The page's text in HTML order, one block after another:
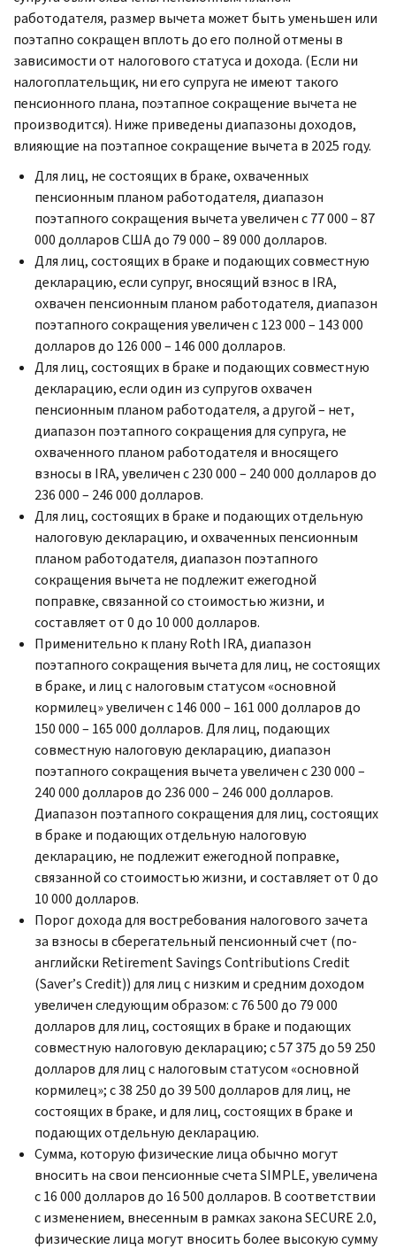
работодателя, размер вычета может быть уменьшен или
поэтапно сокращен вплоть до его полной отмены в
зависимости от налогового статуса и дохода. (Если ни
налогоплательщик, ни его супруга не имеют такого
пенсионного плана, поэтапное сокращение вычета не
производится). Ниже приведены диапазоны доходов,
влияющие на поэтапное сокращение вычета в 2025 году.
Для лиц, не состоящих в браке, охваченных
пенсионным планом работодателя, диапазон
поэтапного сокращения вычета увеличен с 77 000 – 87
000 долларов США до 79 000 – 89 000 долларов.
Для лиц, состоящих в браке и подающих совместную
декларацию, если супруг, вносящий взнос в IRA,
охвачен пенсионным планом работодателя, диапазон
поэтапного сокращения увеличен с 123 000 – 143 000
долларов до 126 000 – 146 000 долларов.
Для лиц, состоящих в браке и подающих совместную
декларацию, если один из супругов охвачен
пенсионным планом работодателя, а другой – нет,
диапазон поэтапного сокращения для супруга, не
охваченного планом работодателя и вносящего
взносы в IRA,увеличен с 230 000 – 240 000 долларов до
236 000 – 246 000 долларов.
Для лиц, состоящих в браке и подающих отдельную
налоговую декларацию, и охваченных пенсионным
планом работодателя, диапазон поэтапного
сокращения вычета не подлежит ежегодной
поправке, связанной со стоимостью жизни, и
составляет от 0 до 10 000 долларов.
Применительно к плануRoth IRA,диапазон
поэтапного сокращения вычета для лиц, не состоящих
в браке, и лиц с налоговым статусом «основной
кормилец» увеличен с 146 000 – 161 000 долларов до
150 000 – 165 000 долларов. Для лиц, подающих
совместную налоговую декларацию, диапазон
поэтапного сокращения вычета увеличен с 230 000 –
240 000 долларов до 236 000 – 246 000 долларов.
Диапазон поэтапного сокращения для лиц, состоящих
в браке и подающих отдельную налоговую
декларацию, не подлежит ежегодной поправке,
связанной со стоимостью жизни, и составляет от 0 до
10 000 долларов.
Порог дохода для востребования налогового зачета
за взносы в сберегательный пенсионный счет (по-
английски Retirement Savings Contributions Credit
(Saver’s Credit)) для лиц с низким и средним доходом
увеличен следующим образом: с 76 500 до 79 000
долларов для лиц, состоящих в браке и подающих
совместную налоговую декларацию; с 57 375 до 59 250
долларов для лиц с налоговым статусом «основной
кормилец»; с 38 250 до 39 500 долларов для лиц, не
состоящих в браке, и для лиц, состоящих в браке и
подающих отдельную декларацию.
Сумма, которую физические лица обычно могут
вносить на свои пенсионные счетаSIMPLE,увеличена
с 16 000 долларов до 16 500 долларов. В соответствии
с изменением, внесенным в рамках законаSECURE 2.0,
физические лица могут вносить более высокую сумму